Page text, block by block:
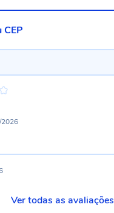
Ver todas as avaliações
CEP